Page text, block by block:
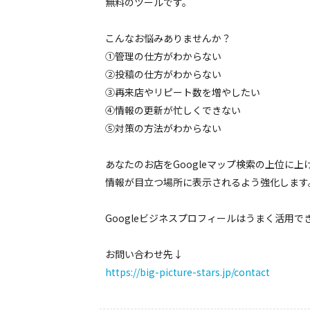
こんなお悩みありませんか？
①管理の仕方がわからない
②投稿の仕方がわからない
③再来店やリピート数を増やしたい
④情報の更新が忙しくできない
⑤対策の方法がわからない
あなたのお店をGoogleマップ検索の上位に上げ
情報が目立つ場所に表示されるよう強化します
Googleビジネスプロフィールはうまく活用で
お問い合わせ先↓
https://big-picture-stars.jp/contact